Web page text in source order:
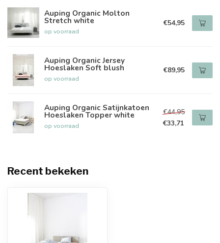
Auping Organic Molton
Stretch white
op voorraad
€54,95
Auping Organic Jersey
Hoeslaken Soft blush
op voorraad
€89,95
Auping Organic Satijnkatoen
Hoeslaken Topper white
op voorraad
€44,95
€33,71
Recent bekeken